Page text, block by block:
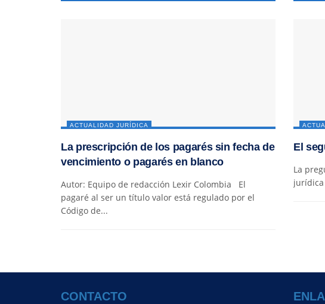
ACTUALIDAD JURÍDICA
La prescripción de los pagarés sin fecha de
vencimiento o pagarés en blanco
Autor: Equipo de redacción Lexir Colombia El
pagaré al ser un título valor está regulado por el
Código de...
El
La
jurídica
CONTACTO